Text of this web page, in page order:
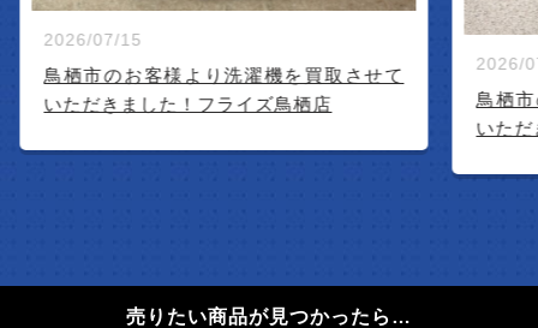
07/15
栖市のお客様より洗濯機を買取させて
ただきました！フライズ鳥栖店
2026/07/14
鳥栖市のお
いただきま
売りたい商品が見つかったら…